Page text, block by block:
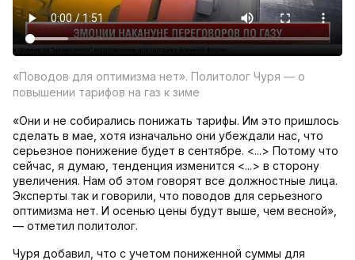
«Поводов для оптимизма нет». Политолог Чуря — о
повышении тарифов на газ к зиме
«Они и не собирались понижать тарифы. Им это пришлось
сделать в мае, хотя изначально они убеждали нас, что
серьезное понижение будет в сентябре. <...> Потому что
сейчас, я думаю, тенденция изменится <...> в сторону
увеличения. Нам об этом говорят все должностные лица.
Эксперты так и говорили, что поводов для серьезного
оптимизма нет. И осенью цены будут выше, чем весной»,
— отметил политолог.
Чуря добавил, что с учетом пониженной суммы для